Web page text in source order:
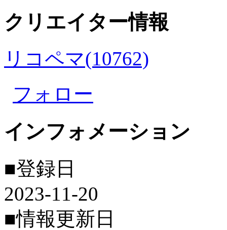
クリエイター情報
リコペマ(10762)
フォロー
インフォメーション
■登録日
2023-11-20
■情報更新日